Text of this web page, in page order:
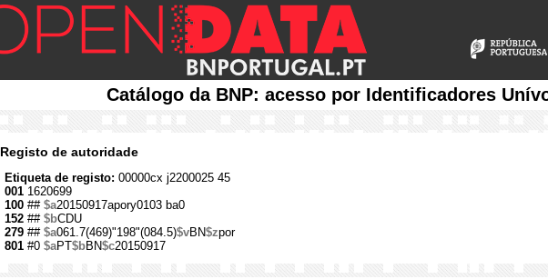
Catálogo da BNP: acesso por Identificadores
Registo de autoridade
Etiqueta de registo: 00000cx j2200025 45
001 1620699
100 ## $a20150917apory0103 ba0
152 ## $bCDU
279 ## $a061.7(469)"198"(084.5)$vBN$zpor
801 #0 $aPT$bBN$c20150917